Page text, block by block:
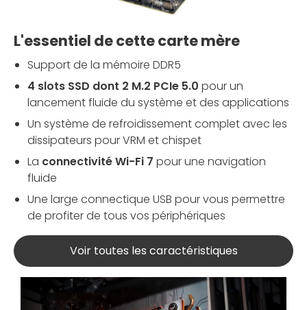
L'essentiel de cette carte mère
Support de la mémoire DDR5
4 slots SSD dont 2 M.2 PCIe 5.0 pour un
lancement fluide du système et des applications
Un système de refroidissement complet avec les
dissipateurs pour VRM et chispet
La connectivité Wi-Fi 7 pour une navigation
fluide
Une large connectique USB pour vous permettre
de profiter de tous vos périphériques
Voir toutes les caractéristiques